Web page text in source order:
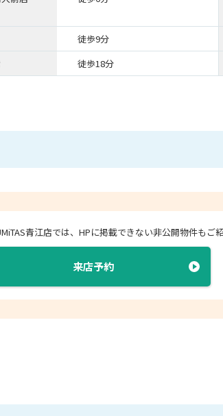
徒歩9分
徒歩18分
青江店では、HPに掲載できない非公開物件もご
来店予約